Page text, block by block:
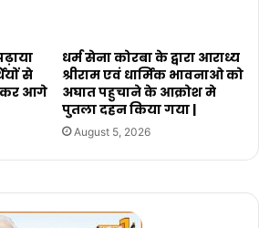
से
कर आगे
धर्म सेना कोरबा के द्वारा आराध्य
श्रीराम एवं धार्मिक भावनाओ को
अघात पहुचाने के आक्रोश मे
पुतला दहन किया गया |
August 5, 2026